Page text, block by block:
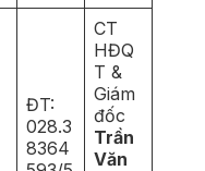
ĐT:
028.3
8364
CT
HĐQ
T &
Giám
đốc
Trần
Văn